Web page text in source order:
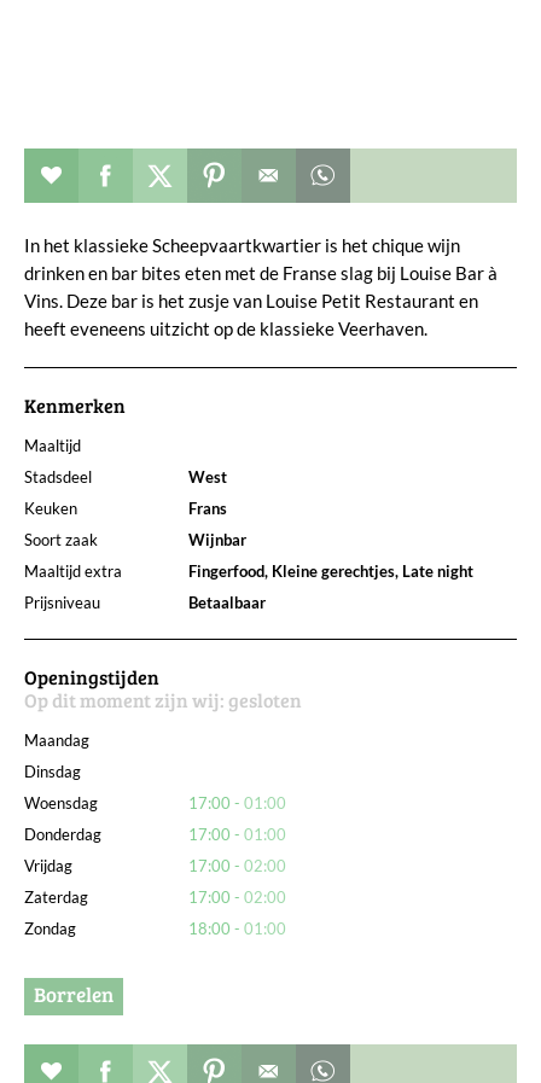
Restaurant toevoegen aan favorieten
Deel dit op facebook
Deel dit op twitter
Deel dit op pinterest
In het klassieke Scheepvaartkwartier is het chique wijn
drinken en bar bites eten met de Franse slag bij Louise Bar à
Vins. Deze bar is het zusje van Louise Petit Restaurant en
heeft eveneens uitzicht op de klassieke Veerhaven.
Kenmerken
Maaltijd
Stadsdeel
West
Keuken
Frans
Soort zaak
Wijnbar
Maaltijd extra
Fingerfood, Kleine gerechtjes, Late night
Prijsniveau
Betaalbaar
Openingstijden
Op dit moment zijn wij: gesloten
Maandag
Dinsdag
Woensdag
17:00
01:00
Donderdag
17:00
01:00
Vrijdag
17:00
02:00
Zaterdag
17:00
02:00
Zondag
18:00 01:00
Borrelen
Restaurant toevoegen aan favorieten
Deel dit op facebook
Deel dit op twitter
Deel dit op pinterest